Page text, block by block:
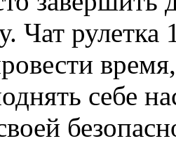
Чат
себе